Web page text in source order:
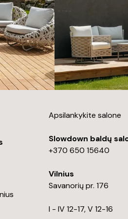
Apsilankykite salone
Slowdown baldų
+370 650 15640
Vilnius
Savanorių pr. 176
I - IV 12-17, V 12-16